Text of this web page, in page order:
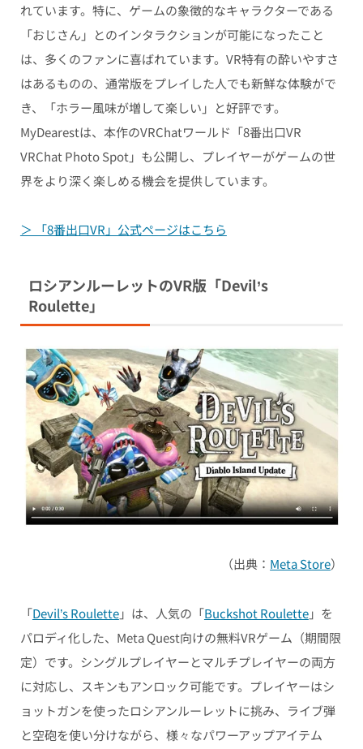
れています。特に、ゲームの象徴的なキャラクターである
「おじさん」とのインタラクションが可能になったこと
は、多くのファンに喜ばれています。VR特有の酔いやすさ
はあるものの、通常版をプレイした人でも新鮮な体験がで
き、「ホラー風味が増して楽しい」と好評です。
MyDearestは、本作のVRChatワールド「8番出口VR
VRChat Photo Spot」も公開し、プレイヤーがゲームの世
界をより深く楽しめる機会を提供しています。
＞ 「8番出口VR」公式ページはこちら
ロシアンルーレットのVR版「Devil’s
Roulette」
（出典： Meta Store）
「Devil’s Roulette」は、人気の「Buckshot Roulette」を
パロディ化した、Meta Quest向けの無料VRゲーム（期間限
定）です。シングルプレイヤーとマルチプレイヤーの両方
に対応し、スキンもアンロック可能です。プレイヤーはシ
ョットガンを使ったロシアンルーレットに挑み、ライブ弾
と空砲を使い分けながら、様々なパワーアップアイテム